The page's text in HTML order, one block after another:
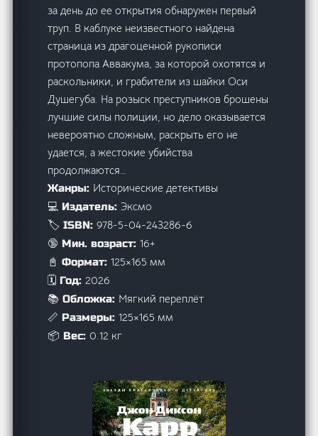
за день до ее открытия обнаружен первый
труп. В каблуке неизвестного найдена
страница из драгоценной рукописи
протопопа Аввакума, за которой охотятся и
раскольники, и грабители из шайки Оси
Душегуба. На розыск преступников брошены
лучшие силы полиции, но дело оказывается
невероятно сложным, раскрыть его не
удается, а жестокие убийства
продолжаются…
Жанры: Исторические детективы
💻 Издатель: Эксмо
🏷️ ISBN:978-5-04-243286-6
🔞 Мин. возраст:16+
📓 Формат:125×165 мм
🗓️ Год: 2026
📚 Обложка: Мягкий переплёт
📏 Размеры:125×165 мм
📦 Вес:0.12 кг